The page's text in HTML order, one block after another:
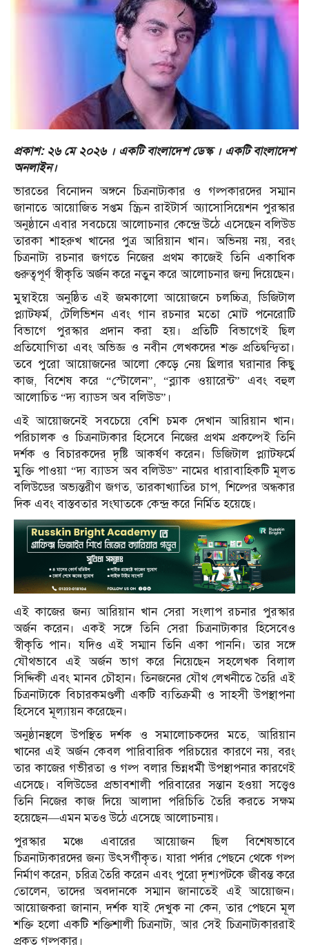
প্রকাশ: ২৬ মে ২০২৬ । একটি বাংলাদেশ ডেস্ক । একটি বাংলাদেশ
অনলাইন।
ভারতের বিনোদন অঙ্গনে চিত্রনাট্যকার ও গল্পকারদের সম্মান
জানাতে আয়োজিত সপ্তম স্ক্রিন রাইটার্স অ্যাসোসিয়েশন পুরস্কার
অনুষ্ঠানে এবার সবচেয়ে আলোচনার কেন্দ্রে উঠে এসেছেন বলিউড
তারকা শাহরুখ খানের পুত্র আরিয়ান খান। অভিনয় নয়, বরং
চিত্রনাট্য রচনার জগতে নিজের প্রথম কাজেই তিনি একাধিক
গুরুত্বপূর্ণ স্বীকৃতি অর্জন করে নতুন করে আলোচনার জন্ম দিয়েছেন।
মুম্বাইয়ে অনুষ্ঠিত এই জমকালো আয়োজনে চলচ্চিত্র, ডিজিটাল
প্ল্যাটফর্ম, টেলিভিশন এবং গান রচনার মতো মোট পনেরোটি
বিভাগে পুরস্কার প্রদান করা হয়। প্রতিটি বিভাগেই ছিল
প্রতিযোগিতা এবং অভিজ্ঞ ও নবীন লেখকদের শক্ত প্রতিদ্বন্দ্বিতা।
তবে পুরো আয়োজনের আলো কেড়ে নেয় থ্রিলার ঘরানার কিছু
কাজ, বিশেষ করে “স্টোলেন”, “ব্ল্যাক ওয়ারেন্ট” এবং বহুল
আলোচিত “দ্য ব্যাডস অব বলিউড”।
এই আয়োজনেই সবচেয়ে বেশি চমক দেখান আরিয়ান খান।
পরিচালক ও চিত্রনাট্যকার হিসেবে নিজের প্রথম প্রকল্পেই তিনি
দর্শক ও বিচারকদের দৃষ্টি আকর্ষণ করেন। ডিজিটাল প্ল্যাটফর্মে
মুক্তি পাওয়া “দ্য ব্যাডস অব বলিউড” নামের ধারাবাহিকটি মূলত
বলিউডের অভ্যন্তরীণ জগত, তারকাখ্যাতির চাপ, শিল্পের অন্ধকার
দিক এবং বাস্তবতার সংঘাতকে কেন্দ্র করে নির্মিত হয়েছে।
এই কাজের জন্য আরিয়ান খান সেরা সংলাপ রচনার পুরস্কার
অর্জন করেন। একই সঙ্গে তিনি সেরা চিত্রনাট্যকার হিসেবেও
স্বীকৃতি পান। যদিও এই সম্মান তিনি একা পাননি। তার সঙ্গে
যৌথভাবে এই অর্জন ভাগ করে নিয়েছেন সহলেখক বিলাল
সিদ্দিকী এবং মানব চৌহান। তিনজনের যৌথ লেখনীতে তৈরি এই
চিত্রনাট্যকে বিচারকমণ্ডলী একটি ব্যতিক্রমী ও সাহসী উপস্থাপনা
হিসেবে মূল্যায়ন করেছেন।
অনুষ্ঠানস্থলে উপস্থিত দর্শক ও সমালোচকদের মতে, আরিয়ান
খানের এই অর্জন কেবল পারিবারিক পরিচয়ের কারণে নয়, বরং
তার কাজের গভীরতা ও গল্প বলার ভিন্নধর্মী উপস্থাপনার কারণেই
এসেছে। বলিউডের প্রভাবশালী পরিবারের সন্তান হওয়া সত্ত্বেও
তিনি নিজের কাজ দিয়ে আলাদা পরিচিতি তৈরি করতে সক্ষম
হয়েছেন—এমন মতও উঠে এসেছে আলোচনায়।
পুরস্কার মঞ্চে এবারের আয়োজন ছিল বিশেষভাবে
চিত্রনাট্যকারদের জন্য উৎসর্গীকৃত। যারা পর্দার পেছনে থেকে গল্প
নির্মাণ করেন, চরিত্র তৈরি করেন এবং পুরো দৃশ্যপটকে জীবন্ত করে
তোলেন, তাদের অবদানকে সম্মান জানাতেই এই আয়োজন।
আয়োজকরা জানান, দর্শক যাই দেখুক না কেন, তার পেছনে মূল
শক্তি হলো একটি শক্তিশালী চিত্রনাট্য, আর সেই চিত্রনাট্যকাররাই
প্রকৃত গল্পকার।